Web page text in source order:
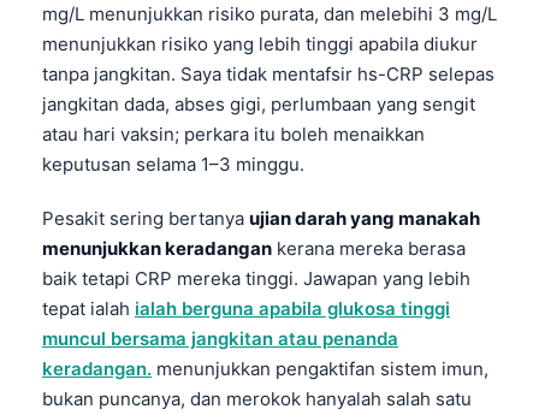
mg/L menunjukkan risiko purata, dan melebihi 3 mg/L
menunjukkan risiko yang lebih tinggi apabila diukur
tanpa jangkitan. Saya tidak mentafsir hs-CRP selepas
jangkitan dada, abses gigi, perlumbaan yang sengit
atau hari vaksin; perkara itu boleh menaikkan
keputusan selama 1–3 minggu.
Pesakit sering bertanya ujian darah yang manakah
menunjukkan keradangan kerana mereka berasa
baik tetapi CRP mereka tinggi. Jawapan yang lebih
tepat ialah ialah berguna apabila glukosa tinggi
muncul bersama jangkitan atau penanda
keradangan. menunjukkan pengaktifan sistem imun,
bukan puncanya, dan merokok hanyalah salah satu